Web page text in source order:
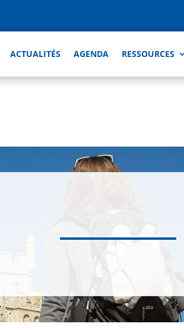
ACTUALITÉS AGENDA RESSOURCES